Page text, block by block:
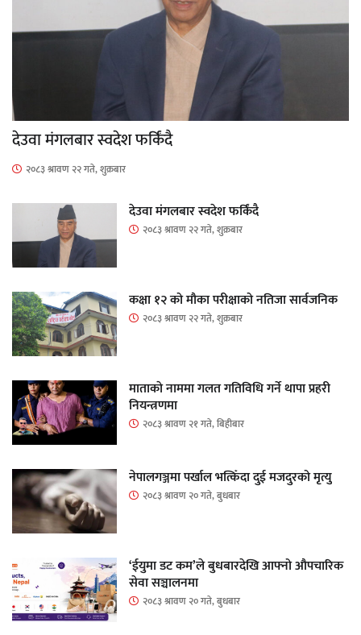
देउवा मंगलबार स्वदेश फर्किंदै
२०८३ श्रावण २२ गते, शुक्रबार
देउवा मंगलबार स्वदेश फर्किंदै
२०८३ श्रावण २२ गते, शुक्रबार
कक्षा १२ को मौका परीक्षाको नतिजा सार्वजनिक
२०८३ श्रावण २२ गते, शुक्रबार
माताकाे नाममा गलत गतिविधि गर्ने थापा प्रहरी
नियन्त्रणमा
२०८३ श्रावण २१ गते, बिहीबार
नेपालगञ्जमा पर्खाल भत्किँदा दुई मजदुरको मृत्यु
२०८३ श्रावण २० गते, बुधबार
‘ईयुमा डट कम’ले बुधबारदेखि आफ्नो औपचारिक
सेवा सञ्चालनमा
२०८३ श्रावण २० गते, बुधबार